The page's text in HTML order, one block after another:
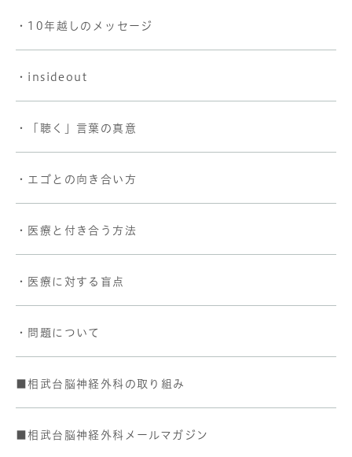
・10年越しのメッセージ
・insideout
・「聴く」言葉の真意
・エゴとの向き合い方
・医療と付き合う方法
・医療に対する盲点
・問題について
■相武台脳神経外科の取り組み
■相武台脳神経外科メールマガジン